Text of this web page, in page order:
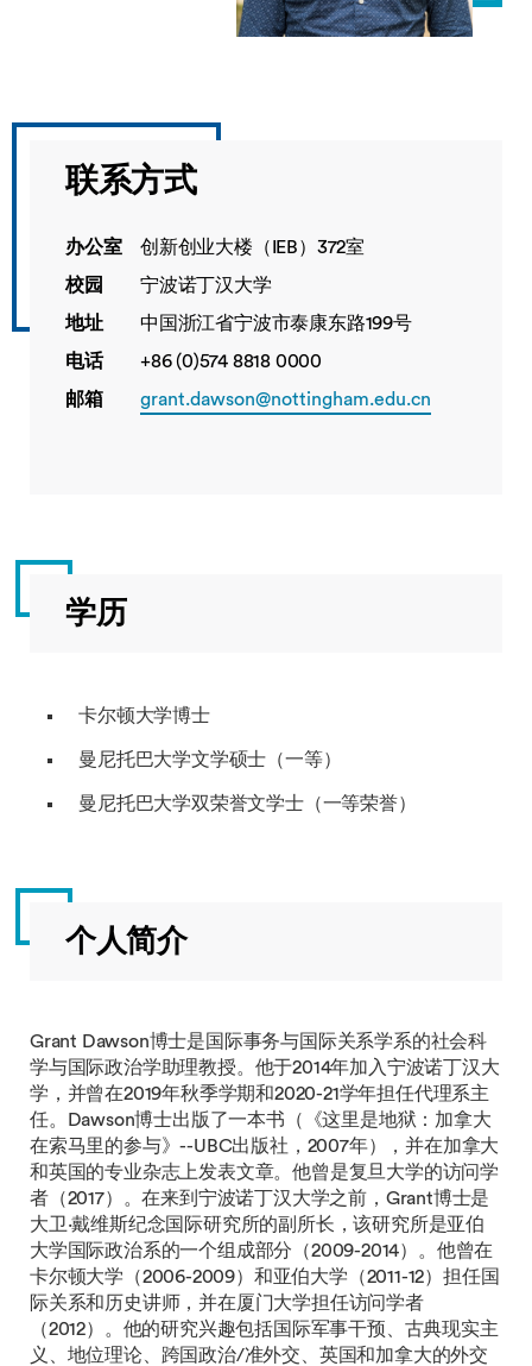
联系方式
办公室
创新创业大楼（IEB）372室
校园
宁波诺丁汉大学
地址
中国浙江省宁波市泰康东路199号
电话
+86 (0)574 8818 0000
邮箱
grant.dawson@nottingham.edu.cn
学历
卡尔顿大学博士
曼尼托巴大学文学硕士（一等）
曼尼托巴大学双荣誉文学士（一等荣誉）
个人简介
Grant Dawson博士是国际事务与国际关系学系的社会科
学与国际政治学助理教授。他于2014年加入宁波诺丁汉大
学，并曾在2019年秋季学期和2020-21学年担任代理系主
任。Dawson博士出版了一本书（《这里是地狱：加拿大
在索马里的参与》--UBC出版社，2007年），并在加拿大
和英国的专业杂志上发表文章。他曾是复旦大学的访问学
者（2017）。在来到宁波诺丁汉大学之前，Grant博士是
大卫·戴维斯纪念国际研究所的副所长，该研究所是亚伯
大学国际政治系的一个组成部分（2009-2014）。他曾在
卡尔顿大学（2006-2009）和亚伯大学（2011-12）担任国
际关系和历史讲师，并在厦门大学担任访问学者
（2012）。他的研究兴趣包括国际军事干预、古典现实主
义、地位理论、跨国政治/准外交、英国和加拿大的外交